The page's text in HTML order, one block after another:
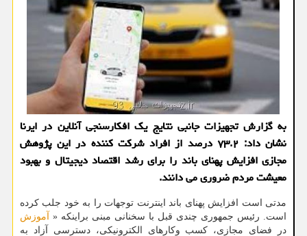
به گزارش تجهیزات جانبی نتایج یک افکارسنجی آنلاین در ایرنا
نشان داد: ۷۳.۲ درصد از افراد شرکت کننده در این پژوهش
مجازی افزایش پهنای باند را برای رشد اقتصاد دیجیتال و بهبود
معیشت مردم ضروری می دانند.
مدتی است افزایش پهنای باند اینترنت توجهات را به خود جلب کرده
است. رئیس جمهوری چندی قبل با سخنانی مبنی براینکه «
آموزش
در فضای مجازی، کسب وکارهای الکترونیکی، دسترسی آزاد به